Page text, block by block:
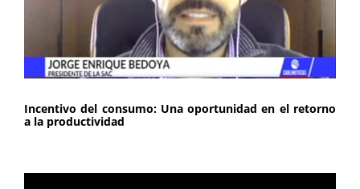
Incentivo del consumo: Una oportunidad en el retorno
a la productividad